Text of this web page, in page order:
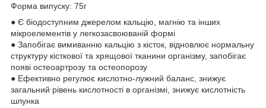
Форма випуску: 75г
● Є біодоступним джерелом кальцію, магнію та інших
мікроелементів у легкозасвоюваній формі
● Запобігає вимиванню кальцію з кісток, відновлює нормальну
структуру кісткової та хрящової тканини організму, запобігає
появі остеоартрозу та остеопорозу
● Ефективно регулює кислотно-лужний баланс, знижує
загальний рівень кислотності в організмі, знижує кислотність
шлунка